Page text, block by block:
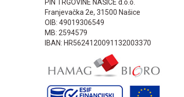
PIN TRGOVINE NAŠICE d.o.o.
Franjevačka 2e, 31500 Našice
OIB: 49019306549
MB: 2594579
IBAN: HR5624120091132003370